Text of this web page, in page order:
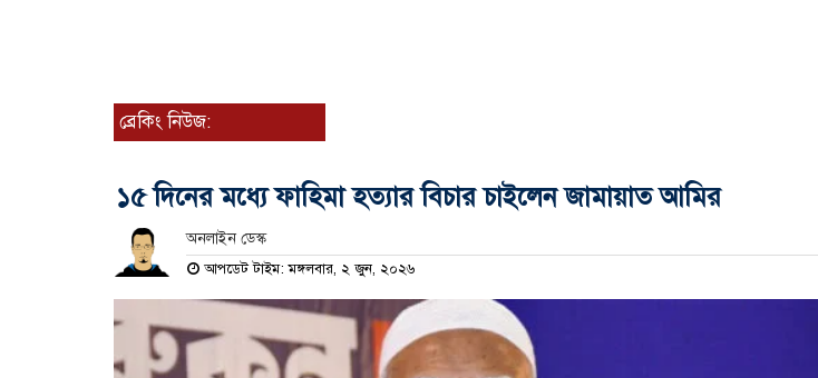
ব্রেকিং নিউজ:
১৫ দিনের মধ্যে ফাহিমা হত্যার বিচার চাইলেন জামায়াত আমির
অনলাইন ডেস্ক
আপডেট টাইম: মঙ্গলবার, ২ জুন, ২০২৬